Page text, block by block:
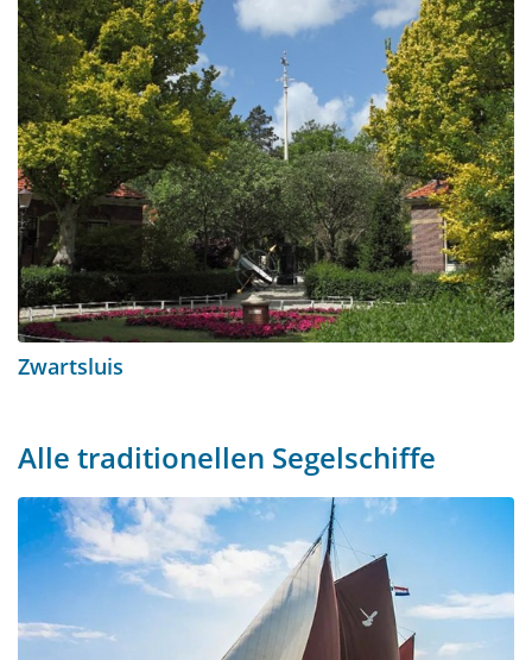
Zwartsluis
Alle traditionellen Segelschiffe